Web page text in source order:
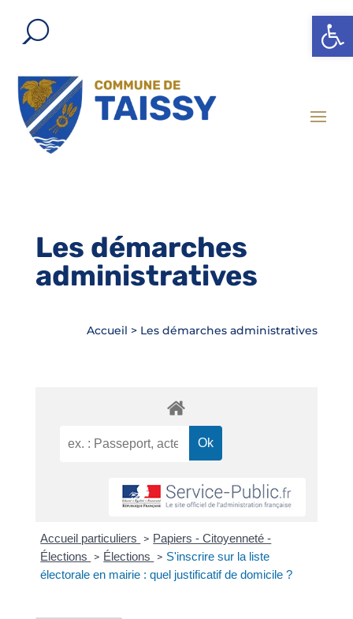
Ouvrir
Les démarches
administratives
Accueil > Les démarches administratives
Accueil particuliers > Papiers - Citoyenneté -
Élections
> Élections > S'inscrire sur la liste
électorale en mairie : quel justificatif de domicile ?